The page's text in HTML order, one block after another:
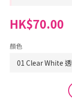
HK$70.00
顏色